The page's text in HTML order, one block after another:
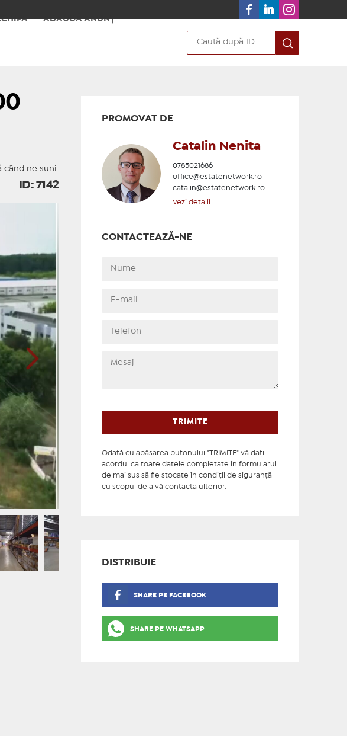
ADAUGĂ ANUNȚ
când ne suni:
ID: 7142
PROMOVAT DE
Catalin Nenita
0785021686
office@estatenetwork.ro
catalin@estatenetwork.ro
Vezi detalii
CONTACTEAZĂ-NE
Odată cu apăsarea butonului "TRIMITE" vă daţi
acordul ca toate datele completate în formularul
de mai sus să fie stocate în condiţii de siguranţă
cu scopul de a vă contacta ulterior.
DISTRIBUIE
SHARE PE FACEBOOK
SHARE PE WHATSAPP